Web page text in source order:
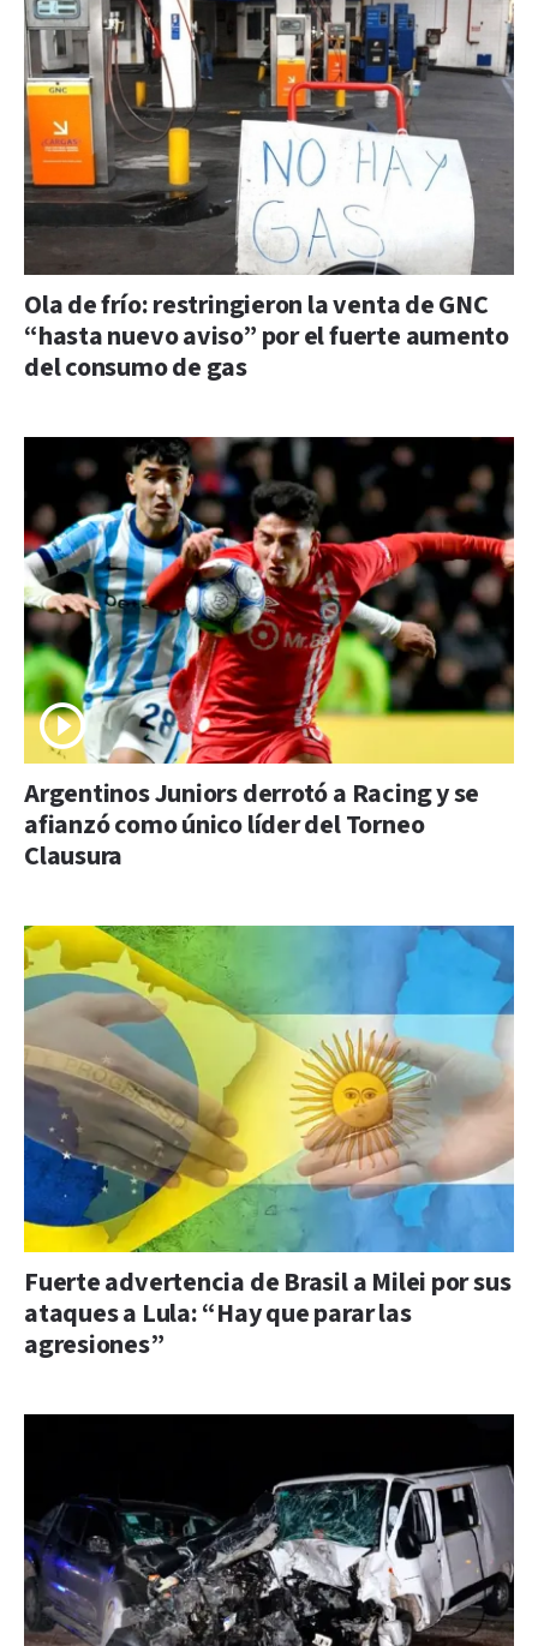
Ola de frío: restringieron la venta de GNC
“hasta nuevo aviso” por el fuerte aumento
del consumo de gas
Argentinos Juniors derrotó a Racing y se
afianzó como único líder del Torneo
Clausura
Fuerte advertencia de Brasil a Milei por sus
ataques a Lula: “Hay que parar las
agresiones”